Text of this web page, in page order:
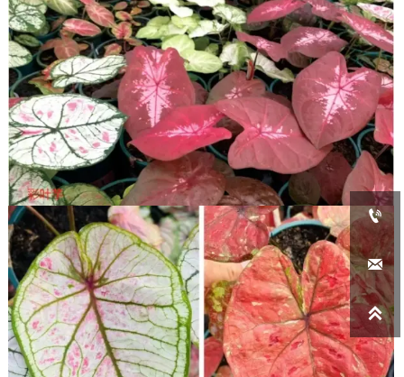


